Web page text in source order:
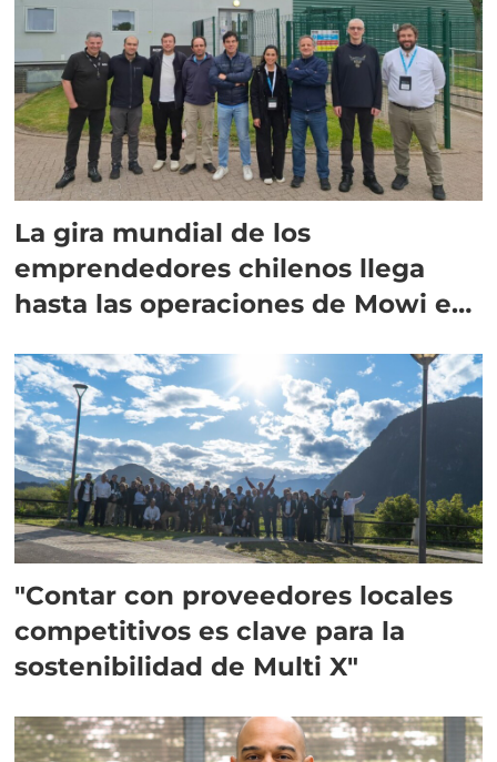
La gira mundial de los
emprendedores chilenos llega
hasta las operaciones de Mowi en
"Contar con proveedores locales
competitivos es clave para la
sostenibilidad de Multi X"